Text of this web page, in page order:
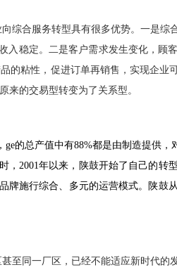
综合服务转型具有很多优势。一是综
稳定。二是客户需求发生变化，顾
的粘性，促进订单再销售，实现企业
来的交易型转变为了关系型。
ge的总产值中有88%都是由制造提供，
， 2001年以来，陕鼓开始了自己的转
牌施行综合、多元的运营模式。陕鼓
至同一厂区，已经不能适应新时代的